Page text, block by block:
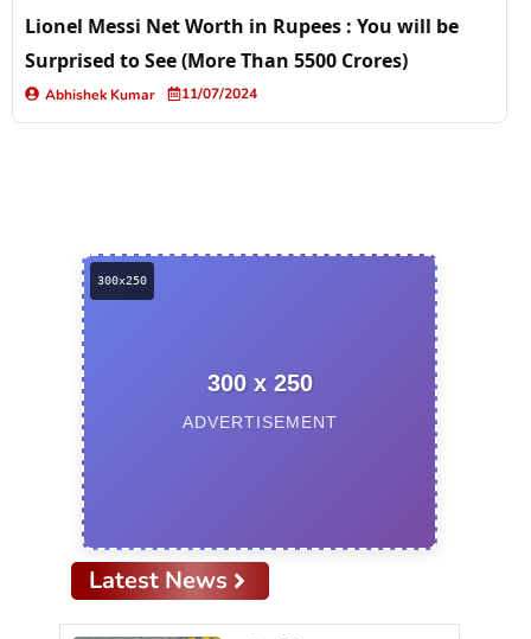
Lionel Messi Net Worth in Rupees : You will be
Surprised to See (More Than 5500 Crores)
Abhishek Kumar 11/07/2024
300 x 250
ADVERTISEMENT
Latest News